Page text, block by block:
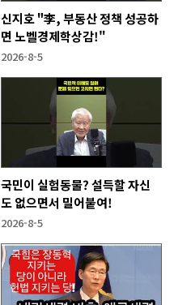
신지호 "李, 부동산 정책 성공하
면 노벨경제학상감!"
2026-8-5
국민이 실험동물? 설득할 자신
도 없으면서 밀어붙여!
2026-8-5